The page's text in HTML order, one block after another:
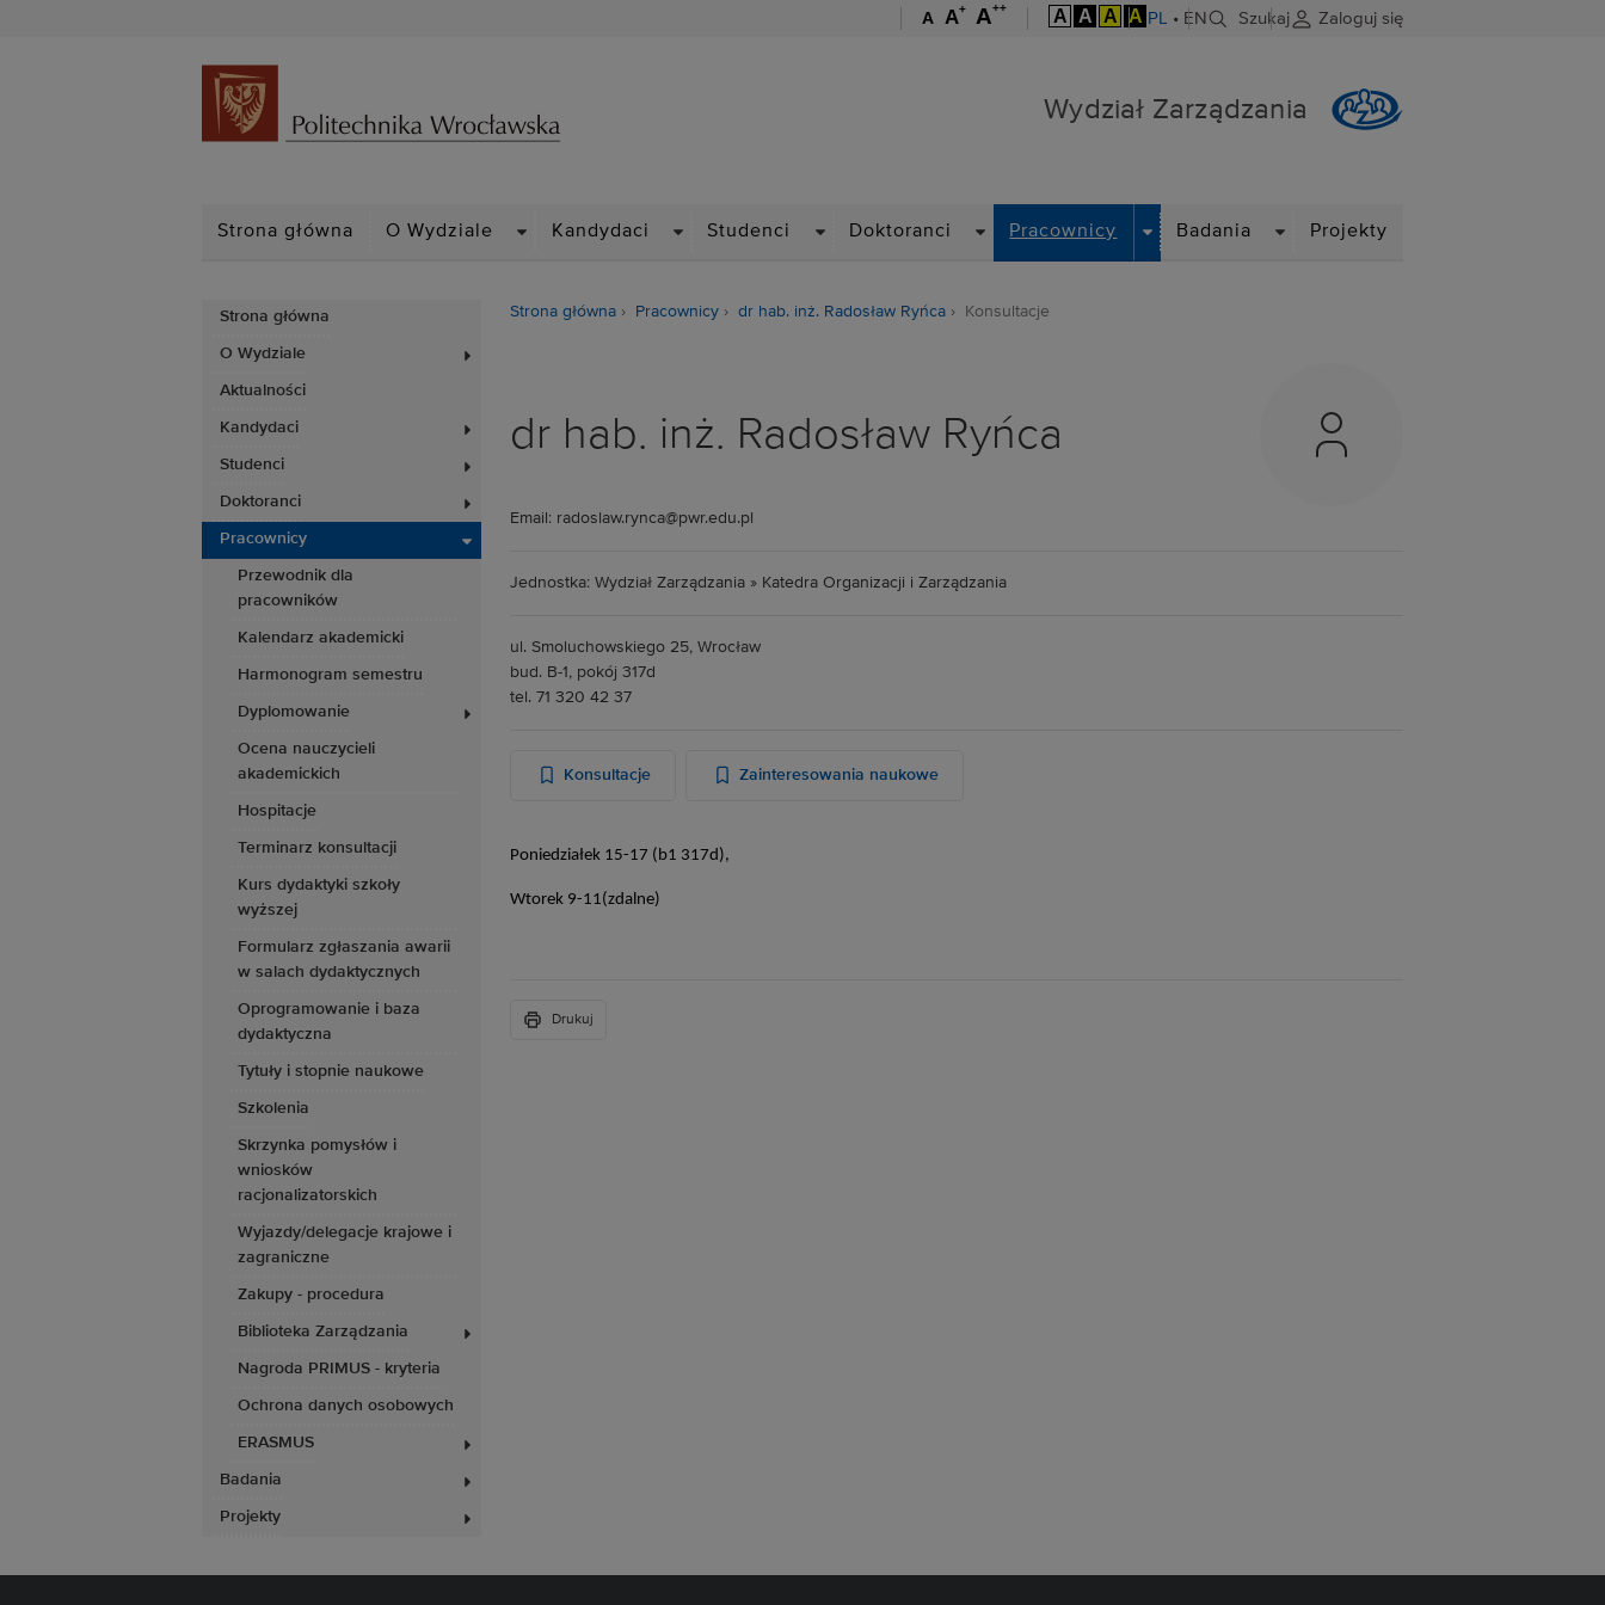
A A+ A++ A A A A PL • EN Szukaj Zaloguj się
Wydział Zarządzania
Strona główna O Wydziale Kandydaci Studenci Doktoranci Pracownicy
DROPDOWN
Badania Projekty
Strona główna
O Wydziale
Aktualności
Kandydaci
Studenci
Doktoranci
Pracownicy
Przewodnik dla
pracowników
Kalendarz akademicki
Harmonogram semestru
Dyplomowanie
Ocena nauczycieli
akademickich
Hospitacje
Terminarz konsultacji
Kurs dydaktyki szkoły
wyższej
Formularz zgłaszania awarii
w salach dydaktycznych
Oprogramowanie i baza
dydaktyczna
Tytuły i stopnie naukowe
Szkolenia
Skrzynka pomysłów i
wniosków
racjonalizatorskich
Wyjazdy/delegacje krajowe i
zagraniczne
Zakupy - procedura
Biblioteka Zarządzania
Nagroda PRIMUS - kryteria
Ochrona danych osobowych
ERASMUS
Badania
Projekty
Strona główna Pracownicy dr hab. inż. Radosław Ryńca Konsultacje
dr hab. inż. Radosław Ryńca
Email: radoslaw.rynca@pwr.edu.pl
Jednostka: Wydział Zarządzania » Katedra Organizacji i Zarządzania
ul. Smoluchowskiego 25, Wrocław
bud. B-1, pokój 317d
tel. 71 320 42 37
Konsultacje Zainteresowania naukowe
Poniedziałek 15-17 (b1 317d),
Wtorek 9-11(zdalne)
Drukuj